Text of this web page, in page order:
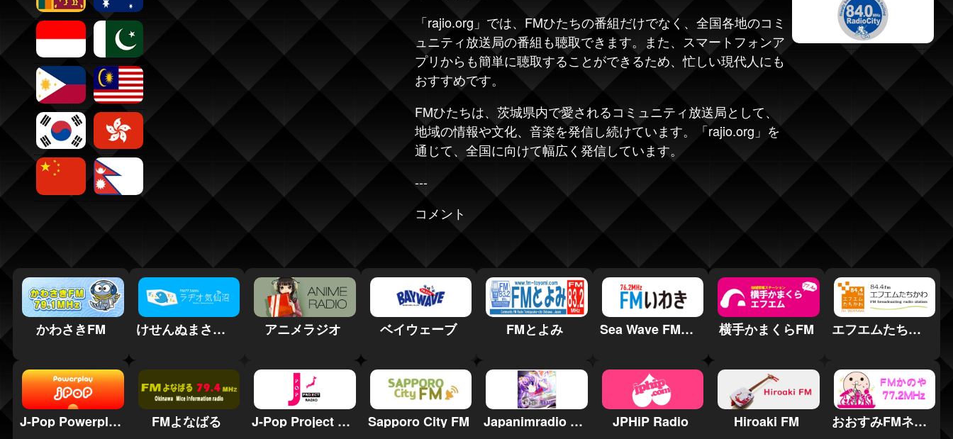
「rajio.org 」では、FMひたちの番組だけでなく、全国各地のコミ
ュニティ放送局の番組も聴取できます。また、スマートフォンア
プリからも簡単に聴取することができるため、忙しい現代人にも
おすすめです。
FMひたちは、茨城県内で愛されるコミュニティ放送局として、
地域の情報や文化、音楽を発信し続けています。「rajio.org」を
通じて、全国に向けて幅広く発信しています。
---
コメント
かわさきFM けせんぬまさいがいエフエム アニメラジオ ベイウェーブ FMとよみ Sea Wave FMいわき 横手かまくらFM エフエムたちかわ
J-Pop Powerplay FMよなばる J-Pop Project Radio Sapporo City FM Japanimradio - Osaka JPHiP Radio Hiroaki FM おおすみFMネットワーク